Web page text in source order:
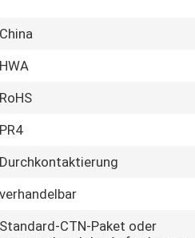
China
HWA
RoHS
PR4
Durchkontaktierung
verhandelbar
Standard-CTN-Paket oder